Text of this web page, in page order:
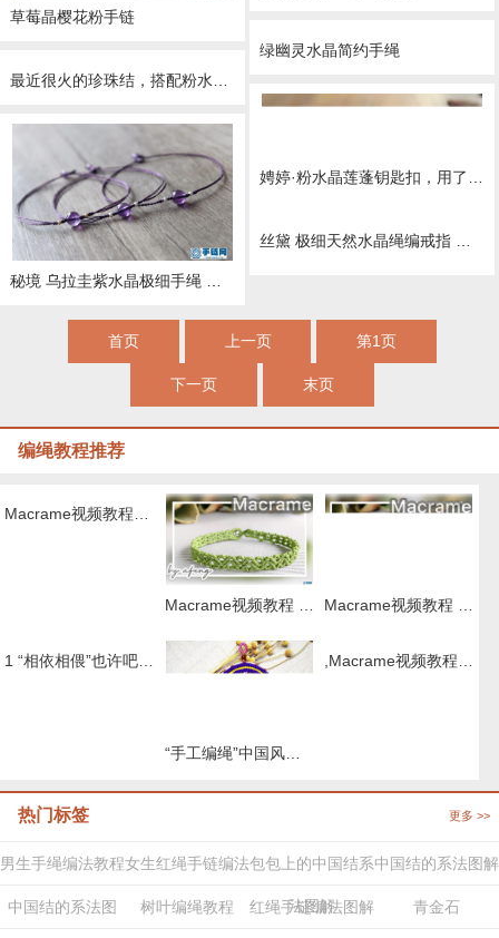
草莓晶樱花粉手链
绿幽灵水晶简约手绳
蔷薇 稀有老矿草莓晶极细手绳diy视频教程 女生招桃花手链
秘境 乌拉圭紫水晶极细手绳 二月生辰石 极细款紫水晶手绳 白羊座守护石 据说可以增进人缘增强记忆力，可以助学业哦
首页 上一页 第1页
下一页 末页
编绳教程推荐
1 “相依相偎”也许吧0 取名 情侣手绳
“手工编绳”中国风桃花扇挂件编织教程视频（上集）
,Macrame视频教程 8股绳手链编法步骤
更多 >>
热门标签
男生手绳编法教程女生红绳手链编法包包上的中国结系
法图解
中国结的系法图解
中国结的系法图 树叶编绳教程 红绳手链编法图解 青金石